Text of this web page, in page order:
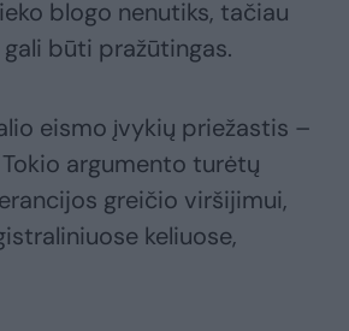
blogo nenutiks, tačiau
būti pražūtingas.
eismo įvykių priežastis –
argumento turėtų
greičio viršijimui,
keliuose,